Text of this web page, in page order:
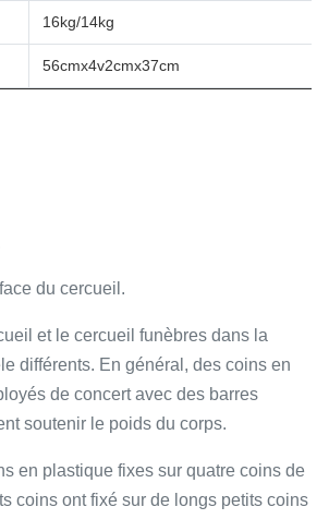
16kg/14kg
56cmx4v2cmx37cm
du cercueil.
et le cercueil funèbres dans la
différents. En général, des coins en
de concert avec des barres
soutenir le poids du corps.
en plastique fixes sur quatre coins de
coins ont fixé sur de longs petits coins